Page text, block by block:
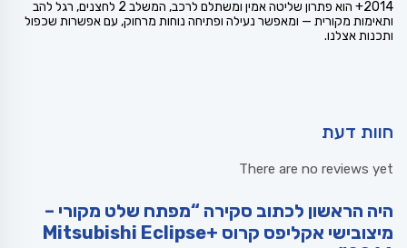
2014+ הוא פתרון שליטה אמין ומשתלם לרכב, המשלב 2 לחצנים, רגל להב
ותאימות מקורית — ומאפשר נעילה ופתיחה נוחות מרחוק, עם אפשרות שכפול
ותכנות אצלנו.
חוות דעת
There are no reviews yet
היה הראשון לכתוב סקירה “מפתח שלט מקורי –
מיצובישי אקליפס קרוס +Mitsubishi Eclipse